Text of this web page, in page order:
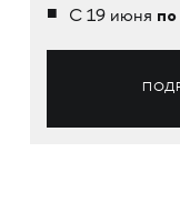
С 19 июня